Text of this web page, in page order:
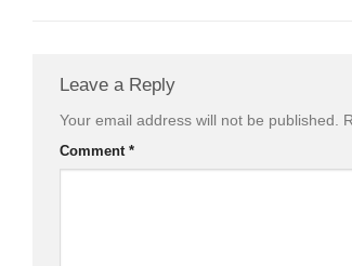
Leave a Reply
Your email address will not be published.
Comment *